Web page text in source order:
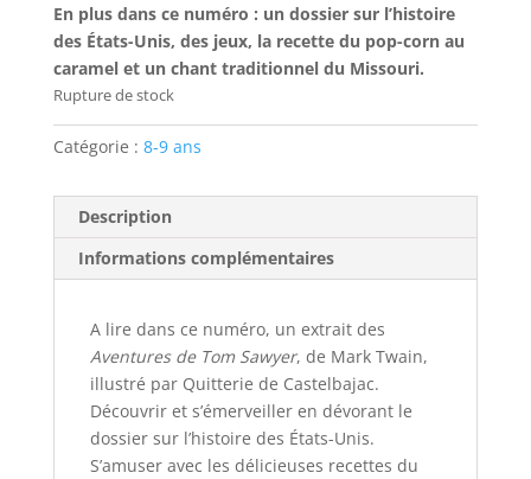
En plus dans ce numéro : un dossier sur l’histoire
des États-Unis, des jeux, la recette du pop-corn au
caramel et un chant traditionnel du Missouri.
Rupture de stock
Catégorie : 8-9 ans
Description
Informations complémentaires
A lire dans ce numéro, un extrait des
Aventures de Tom Sawyer, de Mark Twain,
illustré par Quitterie de Castelbajac.
Découvrir et s’émerveiller en dévorant le
dossier sur l’histoire des États-Unis.
S’amuser avec les délicieuses recettes du